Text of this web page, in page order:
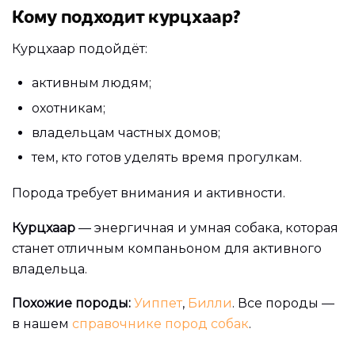
Кому подходит курцхаар?
Курцхаар подойдёт:
активным людям;
охотникам;
владельцам частных домов;
тем, кто готов уделять время прогулкам.
Порода требует внимания и активности.
Курцхаар — энергичная и умная собака, которая
станет отличным компаньоном для активного
владельца.
Похожие породы: Уиппет, Билли. Все породы —
в нашем справочнике пород собак.